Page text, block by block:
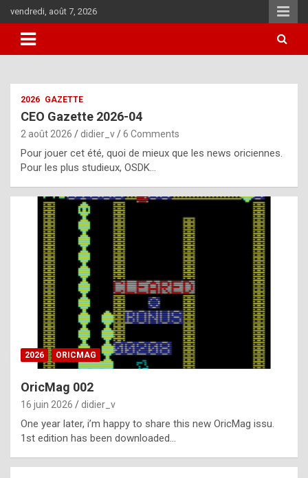
to
content
vendredi, août 7, 2026
i
u
l
y
d
i
ff
i
l
t
t
2026 GAZETTE
CEO Gazette 2026-04
2 août 2026 didier_v 6 Comments
Pour jouer cet été, quoi de mieux que les news oriciennes.
Pour les plus studieux, OSDK…
2026 ORICMAG
OricMag 002
16 juin 2026 didier_v
One year later, i’m happy to share this new OricMag issu.
1st edition has been downloaded…